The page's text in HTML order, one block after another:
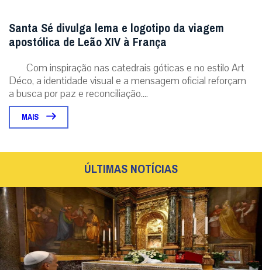
Santa Sé divulga lema e logotipo da viagem
apostólica de Leão XIV à França
Com inspiração nas catedrais góticas e no estilo Art
Déco, a identidade visual e a mensagem oficial reforçam
a busca por paz e reconciliação....
MAIS
ÚLTIMAS NOTÍCIAS